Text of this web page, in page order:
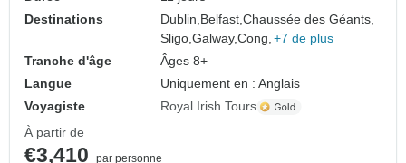
Destinations
Dublin, Belfast,Chaussée des Géants,
Sligo,Galway,Cong, +7 de plus
Tranche d'âge
Âges 8+
Langue
Uniquement en : Anglais
Voyagiste
Royal Irish Tours
À partir de
€3,410
par personne